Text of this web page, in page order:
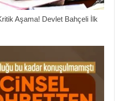
Aşama! Devlet Bahçeli İlk